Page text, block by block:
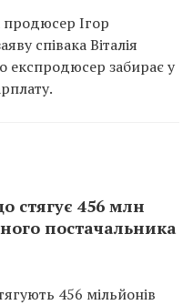
продюсер Ігор
співака Віталія
експродюсер забирає у
стягує 456 млн
постачальника
456 мільйонів